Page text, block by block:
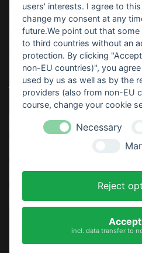
TOP-SUCHBEGRIFFE
Horrorparty Home Haunting
Thematisiert Rezept
users' interests. I agree to
change my consent at any
future.We point out that
to third countries without an
protection. By clicking
non-EU countries)", you
used by us as well as by the
providers (also from non-EU
course, change your cookie
Necessary
Reject
incl. data transfer to